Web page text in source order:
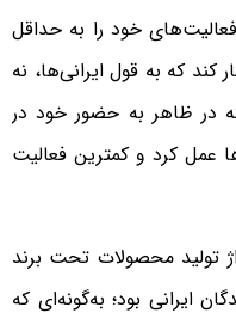
خود را به حداقل
که به قول ایرانی‌ها، نه
در ظاهر به حضور خود در
عمل کرد و کمترین فعالیت
تولید محصولات تحت برند
ایرانی بود؛ به‌گونه‌ای که